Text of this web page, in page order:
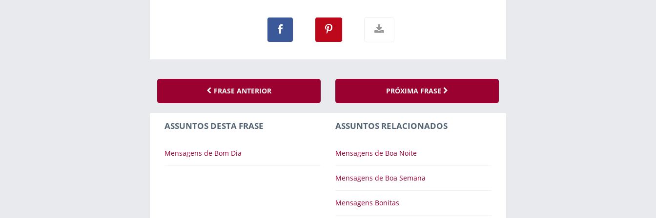
FRASE ANTERIOR PRÓXIMA FRASE
ASSUNTOS DESTA FRASE
Mensagens de Bom Dia
ASSUNTOS RELACIONADOS
Mensagens de Boa Noite
Mensagens de Boa Semana
Mensagens Bonitas